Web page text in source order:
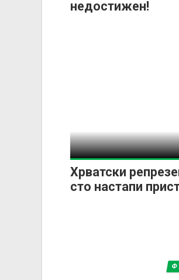
недостижен!
Хрватски
сто настапи